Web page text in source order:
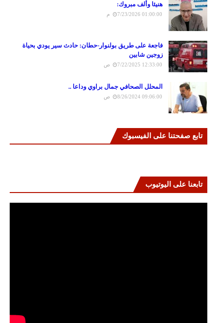
هنيئا وألف مبروك:
7/23/2026 01:00:00 م
فاجعة على طريق بولنوار-حطان: حادث سير يودي بحياة
زوجين شابين
7/22/2025 12:33:00 ص
المحلل الصحافي جمال براوي وداعا ..
8/26/2024 09:06:00 ص
تابع صفحتنا على الفيسبوك
تابعنا على اليوتيوب